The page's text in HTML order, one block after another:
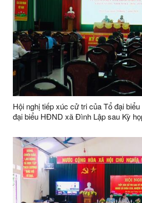
Hội nghị tiếp xúc cử tri của Tổ đại
đại biểu HĐND xã Đình Lập sau Kỳ